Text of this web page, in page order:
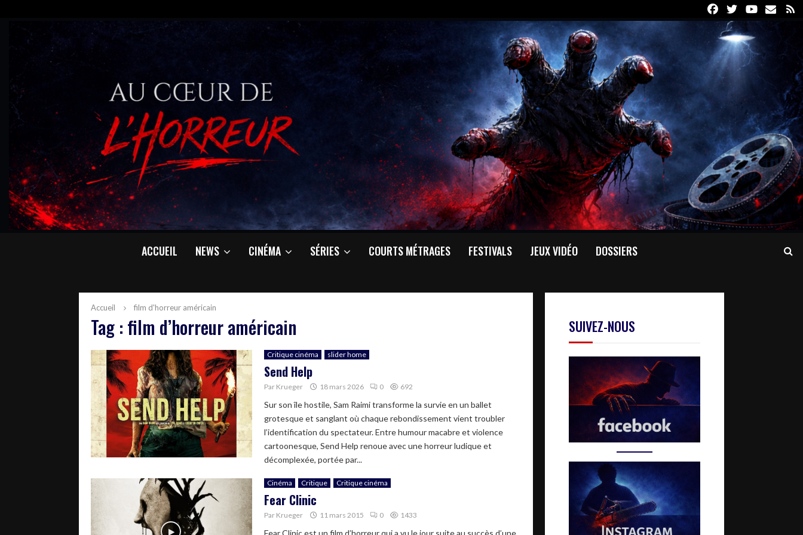
FacebookTwitterYoutube
Email
ACCUEIL NEWS CINÉMA SÉRIES COURTS MÉTRAGES FESTIVALS JEUX VIDÉO DOSSIERS
Accueil film d'horreur américain
Tag : film d’horreur américain
Critique cinéma slider home
Send Help
Par Krueger 18 mars 2026 0 692
Sur son île hostile, Sam Raimi transforme la survie en un ballet
grotesque et sanglant où chaque rebondissement vient troubler
l’identification du spectateur. Entre humour macabre et violence
cartoonesque, Send Help renoue avec une horreur ludique et
décomplexée, portée par...
Cinéma Critique Critique cinéma
Fear Clinic
Par Krueger 11 mars 2015 0 1433
Fear Clinic est un film d’horreur qui a vu le jour suite au succès d’une
SUIVEZ-NOUS